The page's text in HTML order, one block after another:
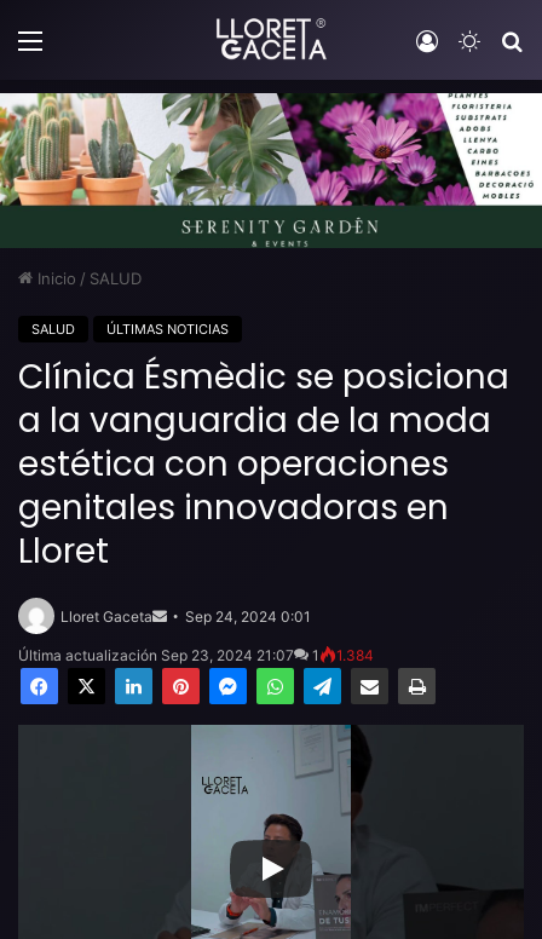
Menú Iniciar
Inicio / SALUD
SALUD ÚLTIMAS NOTICIAS
Clínica Ésmèdic se posiciona
a la vanguardia de la moda
estética con operaciones
genitales innovadoras en
Lloret
Lloret Gaceta
email
Sep 24, 2024 0:01
Última actualización Sep 23, 2024 21:07 1 1.384
Facebook
X LinkedInPinterestMessengerWhatsAppTelegramCompartir por email Imprimir